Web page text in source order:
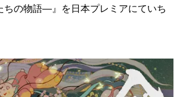
ちの物語―』を日本プレミアにていち